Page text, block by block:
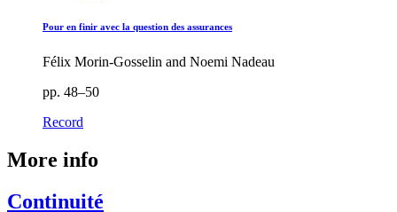
Pour en finir avec la question des assurances
Félix Morin-Gosselin and Noemi Nadeau
pp. 48–50
Record
More info
Continuité